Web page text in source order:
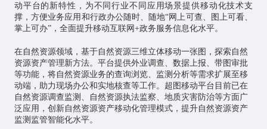
动平台的新特性，为不同行业不同应用场景提供移动化技术支
撑，方便业务应用和行政办公随时、随地“网上可查、图上可看、
掌上可办”，全面提升移动互联网+政务服务信息化水平。
在自然资源领域，基于自然资源三维立体移动一张图，探索自然
资源资产管理新方法。平台提供外业调查、数据上报、带图审批
等功能，将自然资源业务的查询浏览、监测分析等需求扩展至移
动端，助力现场办公和实地核查等工作。超图移动平台目前已在
自然资源调查监测、自然资源执法监察、地质灾害防治等方面广
泛应用，创新自然资源资产移动化管理模式，提升自然资源资产
监测监管智能化水平。